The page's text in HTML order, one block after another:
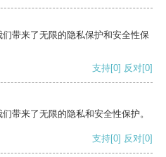
带来了无限的隐私保护和安全性保
支持[0] 反对[0]
带来了无限的隐私和安全性保护。
支持[0] 反对[0]